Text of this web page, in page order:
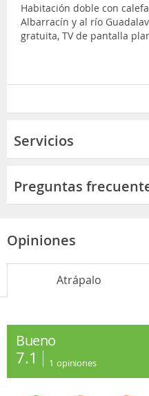
Habitación doble con
Albarracín y al río
gratuita, TV de pantalla
Servicios
Preguntas
Opiniones
Atrápalo
Bueno
7.1 1 opiniones